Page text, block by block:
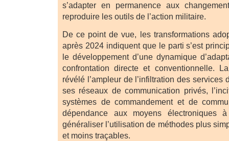
s’adapter en permanence aux
reproduire les outils de l’action militaire.
De ce point de vue, les transformations
après 2024 indiquent que le parti s’est
le développement d’une dynamique
confrontation directe et conventionnelle.
révélé l’ampleur de l’infiltration des services
ses réseaux de communication privés,
systèmes de commandement et de
dépendance aux moyens électroniques
généraliser l’utilisation de méthodes plus
et moins traçables.